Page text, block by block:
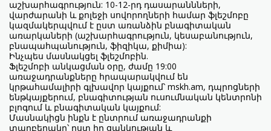
աշխարհագրություն: 10-12-րդ դասարաննների,
վարժարանի և քոլեջի սովորողների համար ֆլեշմոբը
կազմակերպվում է ըստ առանձին բնագիտական
առարկաների (աշխարհագրություն, կեսաբանություն,
բնապահպանություն, ֆիզիկա, քիմիա):
Ինչպես մասնակցել ֆլեշմոբին.
Ֆլեշմոբի անկացման օրը, ժամը 19:00
առաջադրանքները հրապարակվում են
կրթահամալիրի գլխավոր կայքում՝ mskh.am, դպրոցների
ենթկայքերում, բնագիտության ուսումնական կենտրոնի
բլոգում և բնագիտական կայքում:
Մասնակիցն ինքն է ընտրում առաջադրանքի
տարբերակը՝ ըստ իր ցանկության և